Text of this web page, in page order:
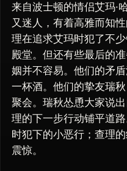
来自波士顿的情侣艾玛·
又迷人，有着高雅而知
理在追求艾玛时犯了不
殿堂。但还有些最后的
姻并不容易。他们的矛
一杯酒。他们的挚友瑞
聚会。瑞秋怂恿大家说
理的下一步行动铺平道
时犯下的小恶行；查理
震惊。